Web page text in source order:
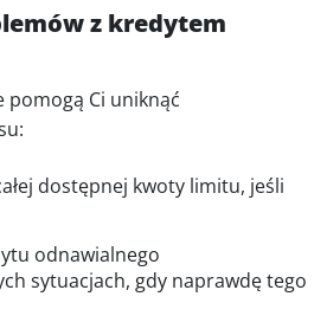
z kredytem
pomogą Ci uniknąć
dostępnej kwoty limitu, jeśli
odnawialnego
sytuacjach, gdy naprawdę tego